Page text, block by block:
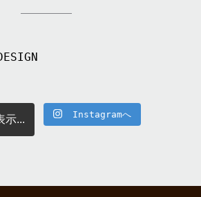
示... Instagramへ